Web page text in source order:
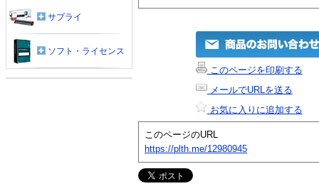
このページを印刷する
メールでURLを送る
お気に入りに追加する
このページのURL
https://plth.me/12980945
サプライ
ソフト・ライセンス